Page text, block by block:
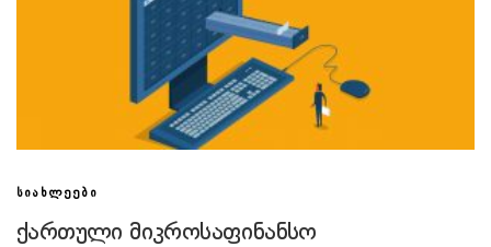
ᲡᲘᲐᲮᲚᲔᲔᲑᲘ
ქართული მიკროსაფინანსო